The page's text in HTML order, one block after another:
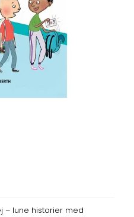
– lune historier med